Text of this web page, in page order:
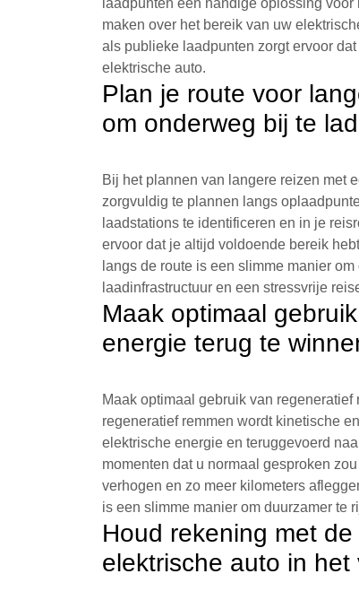
laadpunten een handige oplossing
maken over het bereik van uw
als publieke laadpunten zorgt ervoor
elektrische auto.
Plan je route voor
om onderweg bij te
Bij het plannen van langere reizen met
zorgvuldig te plannen langs
laadstations te identificeren en in je
ervoor dat je altijd voldoende bereik
langs de route is een slimme manier
laadinfrastructuur en een stressvrije
Maak optimaal
energie terug te
Maak optimaal gebruik van
regeneratief remmen wordt kinetische
elektrische energie en teruggevoerd
momenten dat u normaal gesproken
verhogen en zo meer kilometers
is een slimme manier om duurzamer te
Houd rekening met
elektrische auto in het